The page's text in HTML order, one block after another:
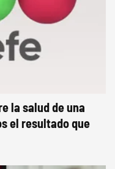
la salud de una
el resultado que